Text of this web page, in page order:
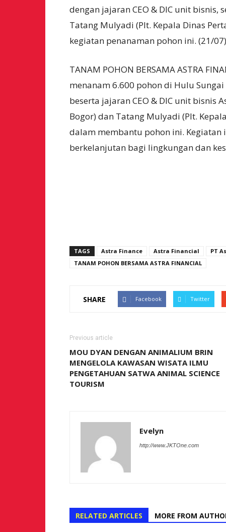
dengan jajaran CEO & DIC unit bisnis,
Tatang Mulyadi (Plt. Kepala Dinas
kegiatan penanaman pohon ini. (21/07)
TANAM POHON BERSAMA ASTRA
menanam 6.600 pohon di Hulu
beserta jajaran CEO & DIC unit bisnis
Bogor) dan Tatang Mulyadi (Plt.
dalam membantu pohon ini. Kegiatan
berkelanjutan bagi lingkungan dan
TAGS Astra Finance Astra Financial
PT
TANAM POHON BERSAMA ASTRA FINANCIAL
SHARE Facebook Twitter
Previous article
MOU DYAN DENGAN ANIMALIUM BRIN
MENGELOLA KAWASAN WISATA ILMU
PENGETAHUAN SATWA ANIMAL SCIENCE
TOURISM
Evelyn
http://www.JKTOne.com
RELATED ARTICLES MORE FROM